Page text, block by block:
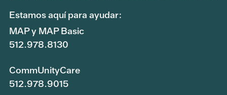
Estamos aquí para ayudar:
MAP y MAP Basic
512.978.8130
CommUnityCare
512.978.9015